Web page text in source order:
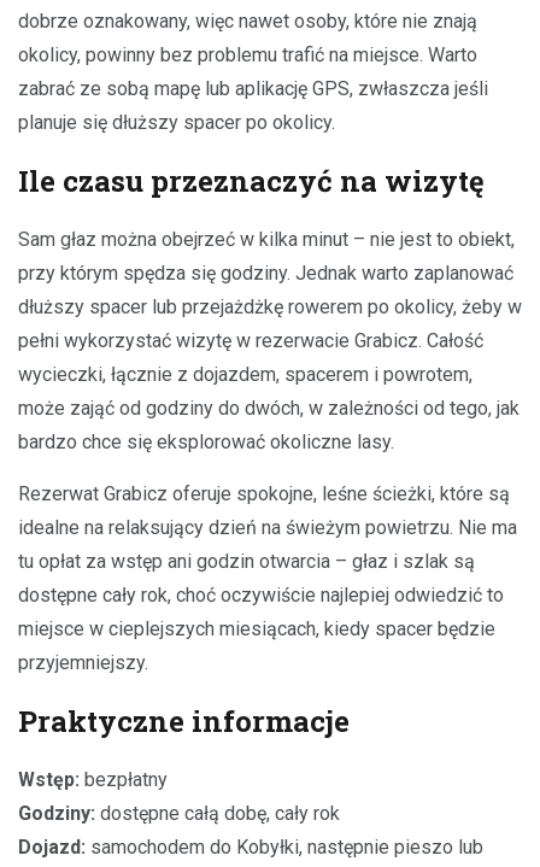
dobrze oznakowany, więc nawet osoby, które nie znają
okolicy, powinny bez problemu trafić na miejsce. Warto
zabrać ze sobą mapę lub aplikację GPS, zwłaszcza jeśli
planuje się dłuższy spacer po okolicy.
Ile czasu przeznaczyć na wizytę
Sam głaz można obejrzeć w kilka minut – nie jest to obiekt,
przy którym spędza się godziny. Jednak warto zaplanować
dłuższy spacer lub przejażdżkę rowerem po okolicy, żeby w
pełni wykorzystać wizytę w rezerwacie Grabicz. Całość
wycieczki, łącznie z dojazdem, spacerem i powrotem,
może zająć od godziny do dwóch, w zależności od tego, jak
bardzo chce się eksplorować okoliczne lasy.
Rezerwat Grabicz oferuje spokojne, leśne ścieżki, które są
idealne na relaksujący dzień na świeżym powietrzu. Nie ma
tu opłat za wstęp ani godzin otwarcia – głaz i szlak są
dostępne cały rok, choć oczywiście najlepiej odwiedzić to
miejsce w cieplejszych miesiącach, kiedy spacer będzie
przyjemniejszy.
Praktyczne informacje
Wstęp: bezpłatny
Godziny: dostępne całą dobę, cały rok
Dojazd: samochodem do Kobyłki, następnie pieszo lub